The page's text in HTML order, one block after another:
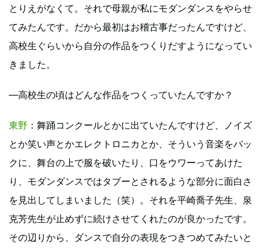
とりえがなくて。それで母親が私にモダンダンスをやらせ
てみたんです。だから最初はお稽古事だったんですけど、
高校生ぐらいから自分の作品をつくりだすようになってい
きました。
―高校生の頃はどんな作品をつくっていたんですか？
東野 ：舞踊コンクールとかに出ていたんですけど、ノイズ
とか笑い声とかエレクトロニカとか、そういう音楽をバッ
クに、舞台の上で服を破いたり、口をウワーってあけた
り、モダンダンスではタブーとされるような部分に面白さ
を見出してしまいました（笑）。それを平崎喬子先生、泉
克芳先生が止めずに続けさせてくれたのが良かったです。
その辺りから、ダンスで自分の表現をつきつめてみたいと